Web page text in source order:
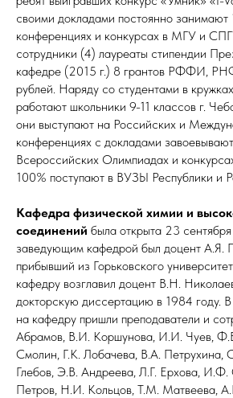
своими докладами постоянно
конференциях и конкурсах в МГУ и
сотрудники (4) лауреаты стипендии
кафедре (2015 г.) 8 грантов РФФИ,
рублей. Наряду со студентами в
работают школьники 9-11 классов г.
они выступают на Российских и
конференциях с докладами
Всероссийских Олимпиадах и
100% поступают в ВУЗЫ Республики и
Кафедра физической химии и
соединений была открыта 23
заведующим кафедрой был доцент А.Я.
прибывший из Горьковского
кафедру возглавил доцент В.Н.
докторскую диссертацию в 1984 году.
на кафедру пришли преподаватели и
Абрамов, В.И. Коршунова, И.И. Чуев,
Смолин, Г.К. Лобачева, В.А. Петрухина,
Глебов, Э.В. Андреева, Л.Г. Ерхова, И.Ф.
Петров, Н.И. Кольцов, Т.М. Матвеева,